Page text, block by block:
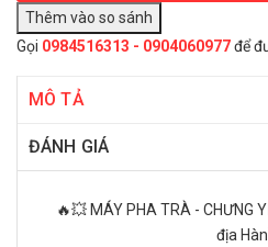
Gọi 0984516313 - 0904060977để
MÔ TẢ
ĐÁNH GIÁ
🔥💥 MÁY PHA TRÀ - CHƯNG
địa